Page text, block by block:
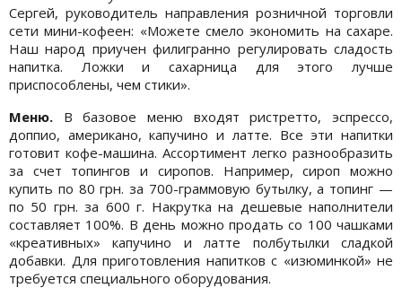
Сергей, руководитель направления розничной торговли
сети мини-кофеен: «Можете смело экономить на сахаре.
Наш народ приучен филигранно регулировать сладость
напитка. Ложки и сахарница для этого лучше
приспособлены, чем стики».
Меню. В базовое меню входят ристретто, эспрессо,
доппио, американо, капучино и латте. Все эти напитки
готовит кофе-машина. Ассортимент легко разнообразить
за счет топингов и сиропов. Например, сироп можно
купить по 80 грн. за 700-граммовую бутылку, а топинг —
по 50 грн. за 600 г. Накрутка на дешевые наполнители
составляет 100%. В день можно продать со 100 чашками
«креативных» капучино и латте полбутылки сладкой
добавки. Для приготовления напитков с «изюминкой» не
требуется специального оборудования.